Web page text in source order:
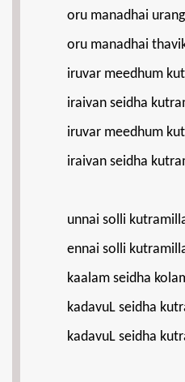
oru manadhai
oru manadhai
iruvar meedhum
iraivan seidha
iruvar meedhum
iraivan seidha
unnai solli
ennai solli
kaalam seidha
kadavuL seidha
kadavuL seidha